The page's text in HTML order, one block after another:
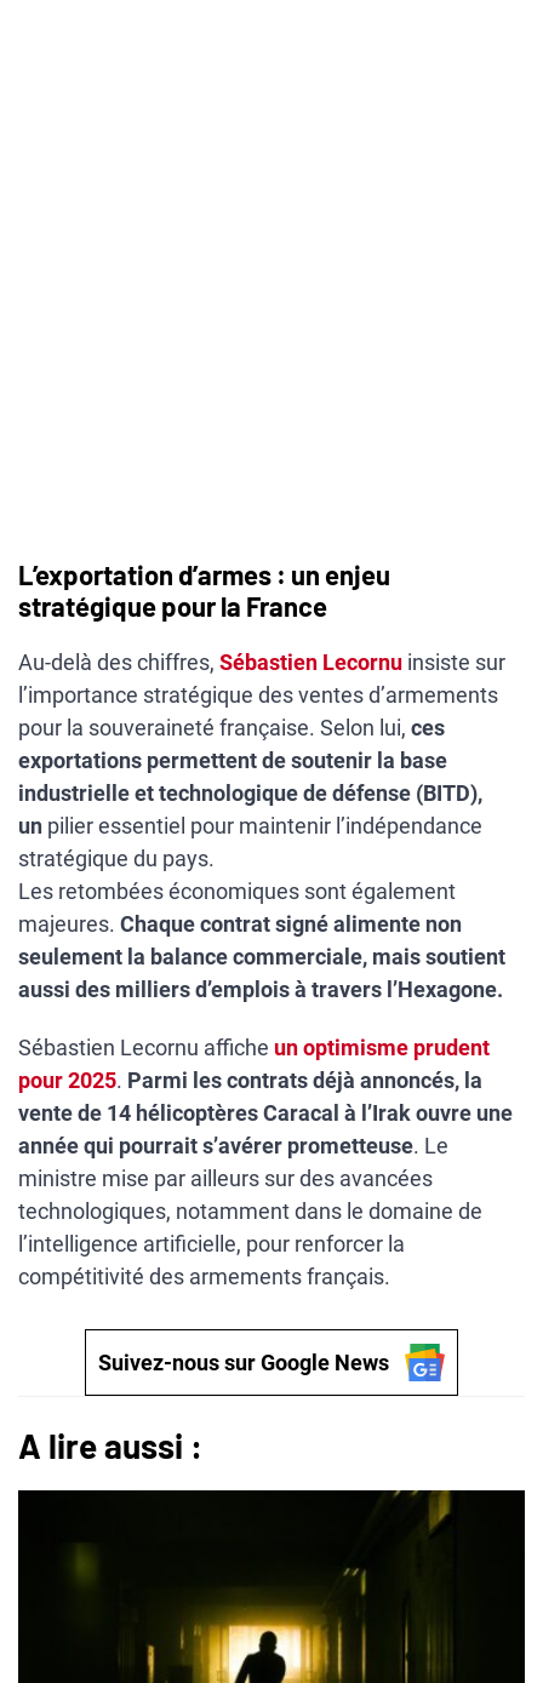
L’exportation d’armes : un enjeu
stratégique pour la France
Au-delà des chiffres, Sébastien Lecornu insiste sur
l’importance stratégique des ventes d’armements
pour la souveraineté française. Selon lui, ces
exportations permettent de soutenir la base
industrielle et technologique de défense (BITD),
un pilier essentiel pour maintenir l’indépendance
stratégique du pays.
Les retombées économiques sont également
majeures. Chaque contrat signé alimente non
seulement la balance commerciale, mais soutient
aussi des milliers d’emplois à travers l’Hexagone.
Sébastien Lecornu affiche un optimisme prudent
pour 2025. Parmi les contrats déjà annoncés, la
vente de 14 hélicoptères Caracal à l’Irak ouvre une
année qui pourrait s’avérer prometteuse. Le
ministre mise par ailleurs sur des avancées
technologiques, notamment dans le domaine de
l’intelligence artificielle, pour renforcer la
compétitivité des armements français.
Suivez-nous sur Google News
A lire aussi :